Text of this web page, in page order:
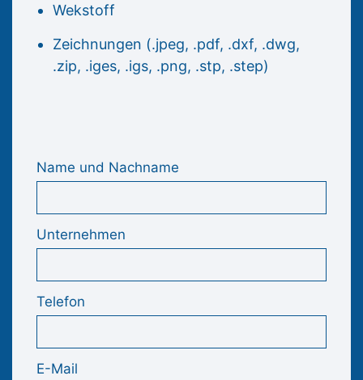
Wekstoff
Zeichnungen (.jpeg, .pdf, .dxf, .dwg,
.zip, .iges, .igs, .png, .stp, .step)
Name und Nachname
Unternehmen
Telefon
E-Mail